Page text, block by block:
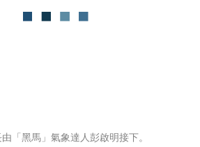
「黑馬」氣象達人彭啟明接下。